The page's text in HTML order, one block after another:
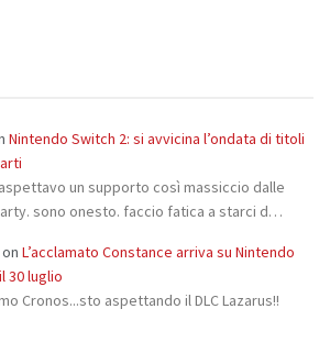
Nintendo Switch 2: si avvicina l’ondata di titoli
un supporto così massiccio dalle
sono onesto. faccio fatica a starci d…
on L’acclamato Constance arriva su Nintendo
30 luglio
Cronos...sto aspettando il DLC Lazarus!!